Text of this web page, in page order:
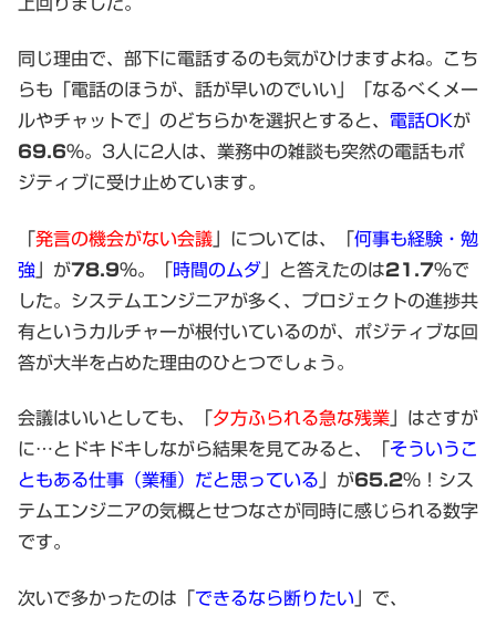
同じ理由で、部下に電話するのも気がひけますよね。こち
らも「電話のほうが、話が早いのでいい」「なるべくメー
ルやチャットで」のどちらかを選択とすると、 電話OKが
69.6%。3人に2人は、業務中の雑談も突然の電話もポ
ジティブに受け止めています。
発言の機会がない会議 」については、「 何事も経験・勉
強 」が78.9%。「 時間のムダ 」と答えたのは21.7%で
した。システムエンジニアが多く、プロジェクトの進捗共
有というカルチャーが根付いているのが、ポジティブな回
答が大半を占めた理由のひとつでしょう。
会議はいいとしても、「 夕方ふられる急な残業 」はさすが
に…とドキドキしながら結果を見てみると、「 そういうこ
ともある仕事（業種）だと思っている 」が65.2%！シス
テムエンジニアの気概とせつなさが同時に感じられる数字
です。
次いで多かったのは「できるなら断りたい 」で、